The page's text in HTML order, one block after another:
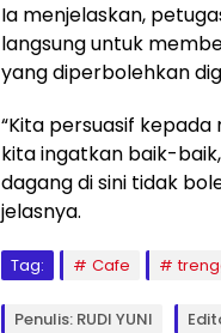
Ia menjelaskan,
langsung untuk
yang diperbolehkan
“Kita persuasif
kita ingatkan baik-
dagang di sini tidak
jelasnya.
Tag: Cafe
Penulis: RUDI YUNI